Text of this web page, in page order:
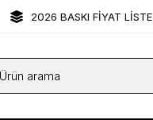
2026 BASKI FİYAT